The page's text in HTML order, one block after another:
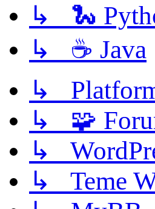
↳ 🐍
↳ ☕ Java
↳
↳ 🧩
↳
↳ Teme